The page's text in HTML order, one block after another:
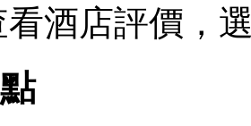
看酒店評價，